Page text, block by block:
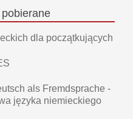
pobierane
dla początkujących
als Fremdsprache -
języka niemieckiego